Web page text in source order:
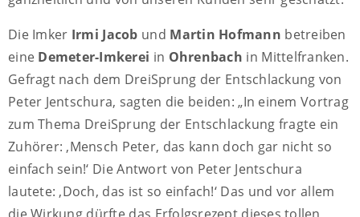
Die Imker Irmi Jacob und Martin Hofmann betreiben
eine Demeter-Imkerei in Ohrenbach in Mittelfranken.
Gefragt nach dem DreiSprung der Entschlackung von
Peter Jentschura, sagten die beiden: „In einem Vortrag
zum Thema DreiSprung der Entschlackung fragte ein
Zuhörer: ‚Mensch Peter, das kann doch gar nicht so
einfach sein!‘ Die Antwort von Peter Jentschura
lautete: ‚Doch, das ist so einfach!‘ Das und vor allem